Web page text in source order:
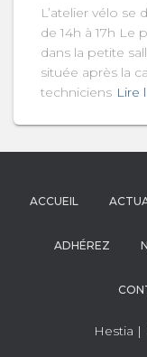
L’atelier vélo se
de 14h à 17h Le
dans la petite
située après la
techniciens Lire
ACCUEIL
ADHÉREZ
Hestia